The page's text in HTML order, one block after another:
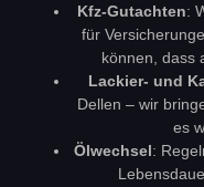
Kfz-Gutachten:
für
können, dass
Lackier- und
Dellen – wir
es
Ölwechsel: